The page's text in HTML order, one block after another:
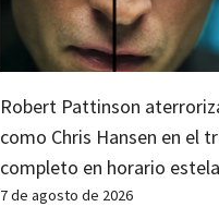
Robert Pattinson
como Chris Hansen en el
completo en horario
7 de agosto de 2026